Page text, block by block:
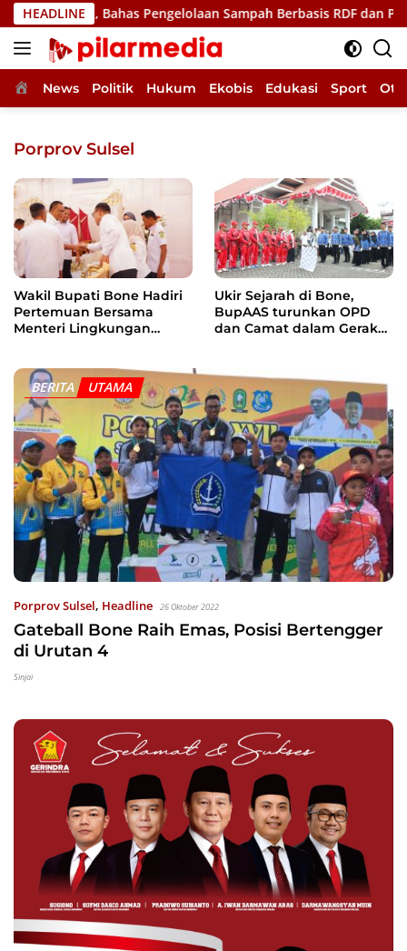
Langsung
ke
konten
HEADLINE
Bahas Pengelolaan Sampah Berbasis RDF dan PSEL
Home
News Politik Hukum Ekobis Edukasi Sport
Porprov Sulsel
Wakil Bupati Bone Hadiri
Pertemuan Bersama
Menteri Lingkungan
PSEL
Ukir Sejarah di Bone,
BupAAS turunkan OPD
dan Camat dalam Gerak
Porprov Sulsel, Headline 26 Oktober 2022
Gateball Bone Raih Emas, Posisi Bertengger
di Urutan 4
Sinjai